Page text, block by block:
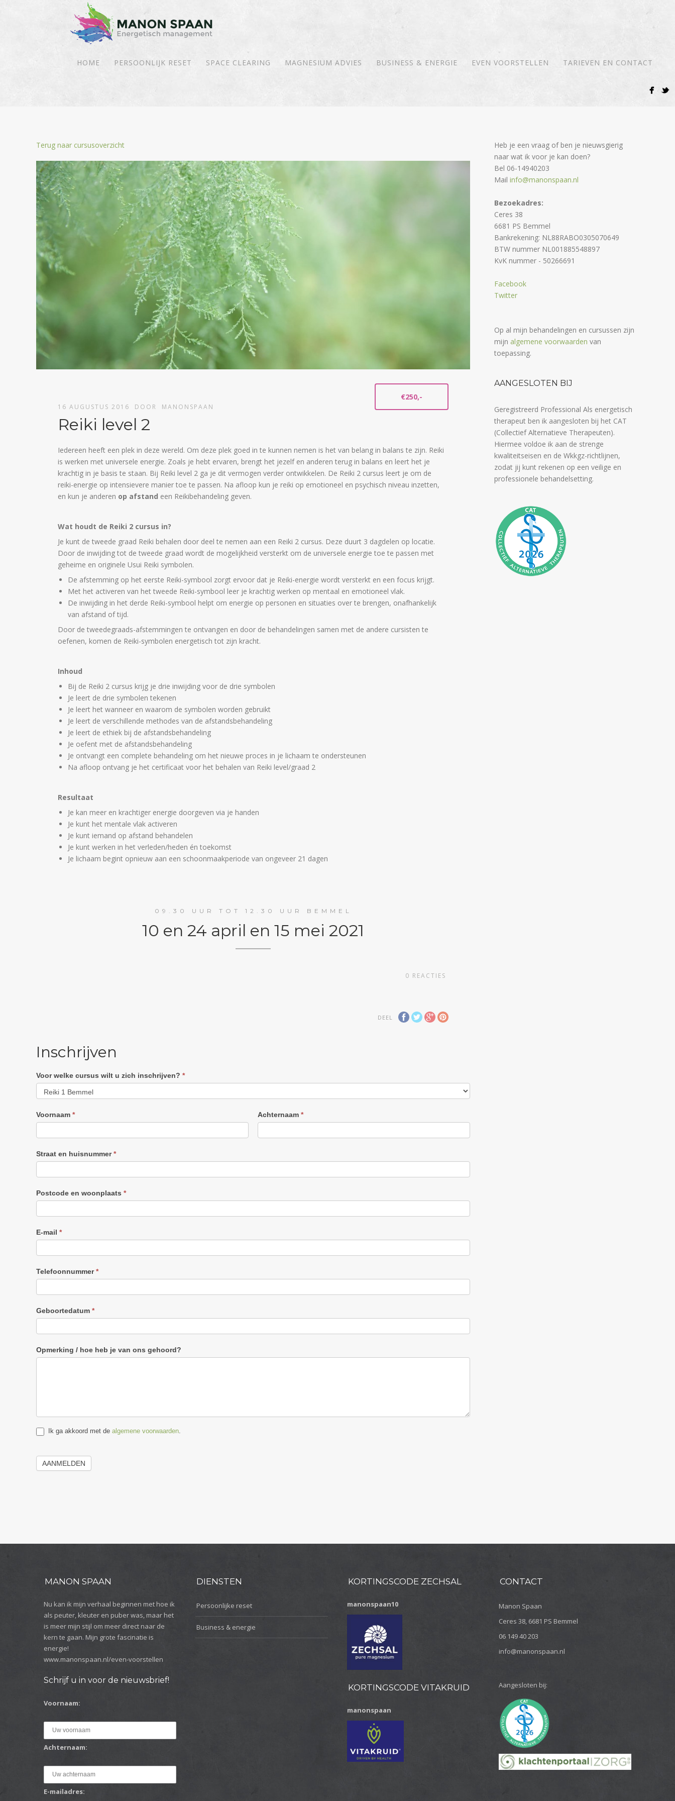
HOME PERSOONLIJK RESET SPACE CLEARING MAGNESIUM ADVIES BUSINESS & ENERGIE EVEN VOORSTELLEN TARIEVEN EN CONTACT
Terug naar cursusoverzicht
€250,-
16 AUGUSTUS 2016 DOOR MANONSPAAN
Reiki level 2
Iedereen heeft een plek in deze wereld. Om deze plek goed in te kunnen nemen is het van belang in balans te zijn. Reiki
is werken met universele energie. Zoals je hebt ervaren, brengt het jezelf en anderen terug in balans en leert het je
krachtig in je basis te staan. Bij Reiki level 2 ga je dit vermogen verder ontwikkelen. De Reiki 2 cursus leert je om de
reiki-energie op intensievere manier toe te passen. Na afloop kun je reiki op emotioneel en psychisch niveau inzetten,
en kun je anderen op afstand een Reikibehandeling geven.
Wat houdt de Reiki 2 cursus in?
Je kunt de tweede graad Reiki behalen door deel te nemen aan een Reiki 2 cursus. Deze duurt 3 dagdelen op locatie.
Door de inwijding tot de tweede graad wordt de mogelijkheid versterkt om de universele energie toe te passen met
geheime en originele Usui Reiki symbolen.
De afstemming op het eerste Reiki-symbool zorgt ervoor dat je Reiki-energie wordt versterkt en een focus krijgt.
Met het activeren van het tweede Reiki-symbool leer je krachtig werken op mentaal en emotioneel vlak.
De inwijding in het derde Reiki-symbool helpt om energie op personen en situaties over te brengen, onafhankelijk
van afstand of tijd.
Door de tweedegraads-afstemmingen te ontvangen en door de behandelingen samen met de andere cursisten te
oefenen, komen de Reiki-symbolen energetisch tot zijn kracht.
Inhoud
Bij de Reiki 2 cursus krijg je drie inwijding voor de drie symbolen
Je leert de drie symbolen tekenen
Je leert het wanneer en waarom de symbolen worden gebruikt
Je leert de verschillende methodes van de afstandsbehandeling
Je leert de ethiek bij de afstandsbehandeling
Je oefent met de afstandsbehandeling
Je ontvangt een complete behandeling om het nieuwe proces in je lichaam te ondersteunen
Na afloop ontvang je het certificaat voor het behalen van Reiki level/graad 2
Resultaat
Je kan meer en krachtiger energie doorgeven via je handen
Je kunt het mentale vlak activeren
Je kunt iemand op afstand behandelen
Je kunt werken in het verleden/heden én toekomst
Je lichaam begint opnieuw aan een schoonmaakperiode van ongeveer 21 dagen
09.30 UUR TOT 12.30 UUR BEMMEL
10 en 24 april en 15 mei 2021
0 REACTIES
DEEL
Inschrijven
Voor welke cursus wilt u zich inschrijven? *
Voornaam * Achternaam *
Straat en huisnummer*
Postcode en woonplaats *
E-mail *
Telefoonnummer*
Geboortedatum *
Opmerking / hoe heb je van ons gehoord?
Ik ga akkoord met de algemene voorwaarden.
Heb je een vraag of ben je nieuwsgierig
naar wat ik voor je kan doen?
Bel 06-14940203
Mail info@manonspaan.nl
Bezoekadres:
Ceres 38
6681 PS Bemmel
Bankrekening: NL88RABO0305070649
BTW nummer NL001885548897
KvK nummer - 50266691
Facebook
Twitter
Op al mijn behandelingen en cursussen zijn
mijn algemene voorwaarden van
toepassing.
AANGESLOTEN BIJ
Geregistreerd Professional Als energetisch
therapeut ben ik aangesloten bij het CAT
(Collectief Alternatieve Therapeuten).
Hiermee voldoe ik aan de strenge
kwaliteitseisen en de Wkkgz-richtlijnen,
zodat jij kunt rekenen op een veilige en
professionele behandelsetting.
MANON SPAAN
Nu kan ik mijn verhaal beginnen met hoe ik
als peuter, kleuter en puber was, maar het
is meer mijn stijl om meer direct naar de
kern te gaan. Mijn grote fascinatie is
energie!
www.manonspaan.nl/even-voorstellen
Schrijf u in voor de nieuwsbrief!
Voornaam:
Achternaam:
E-mailadres:
DIENSTEN
Persoonlijke reset
Business & energie
KORTINGSCODE ZECHSAL
manonspaan10
KORTINGSCODE VITAKRUID
manonspaan
CONTACT
Manon Spaan
Ceres 38, 6681 PS Bemmel
06 149 40 203
info@manonspaan.nl
Aangesloten bij: